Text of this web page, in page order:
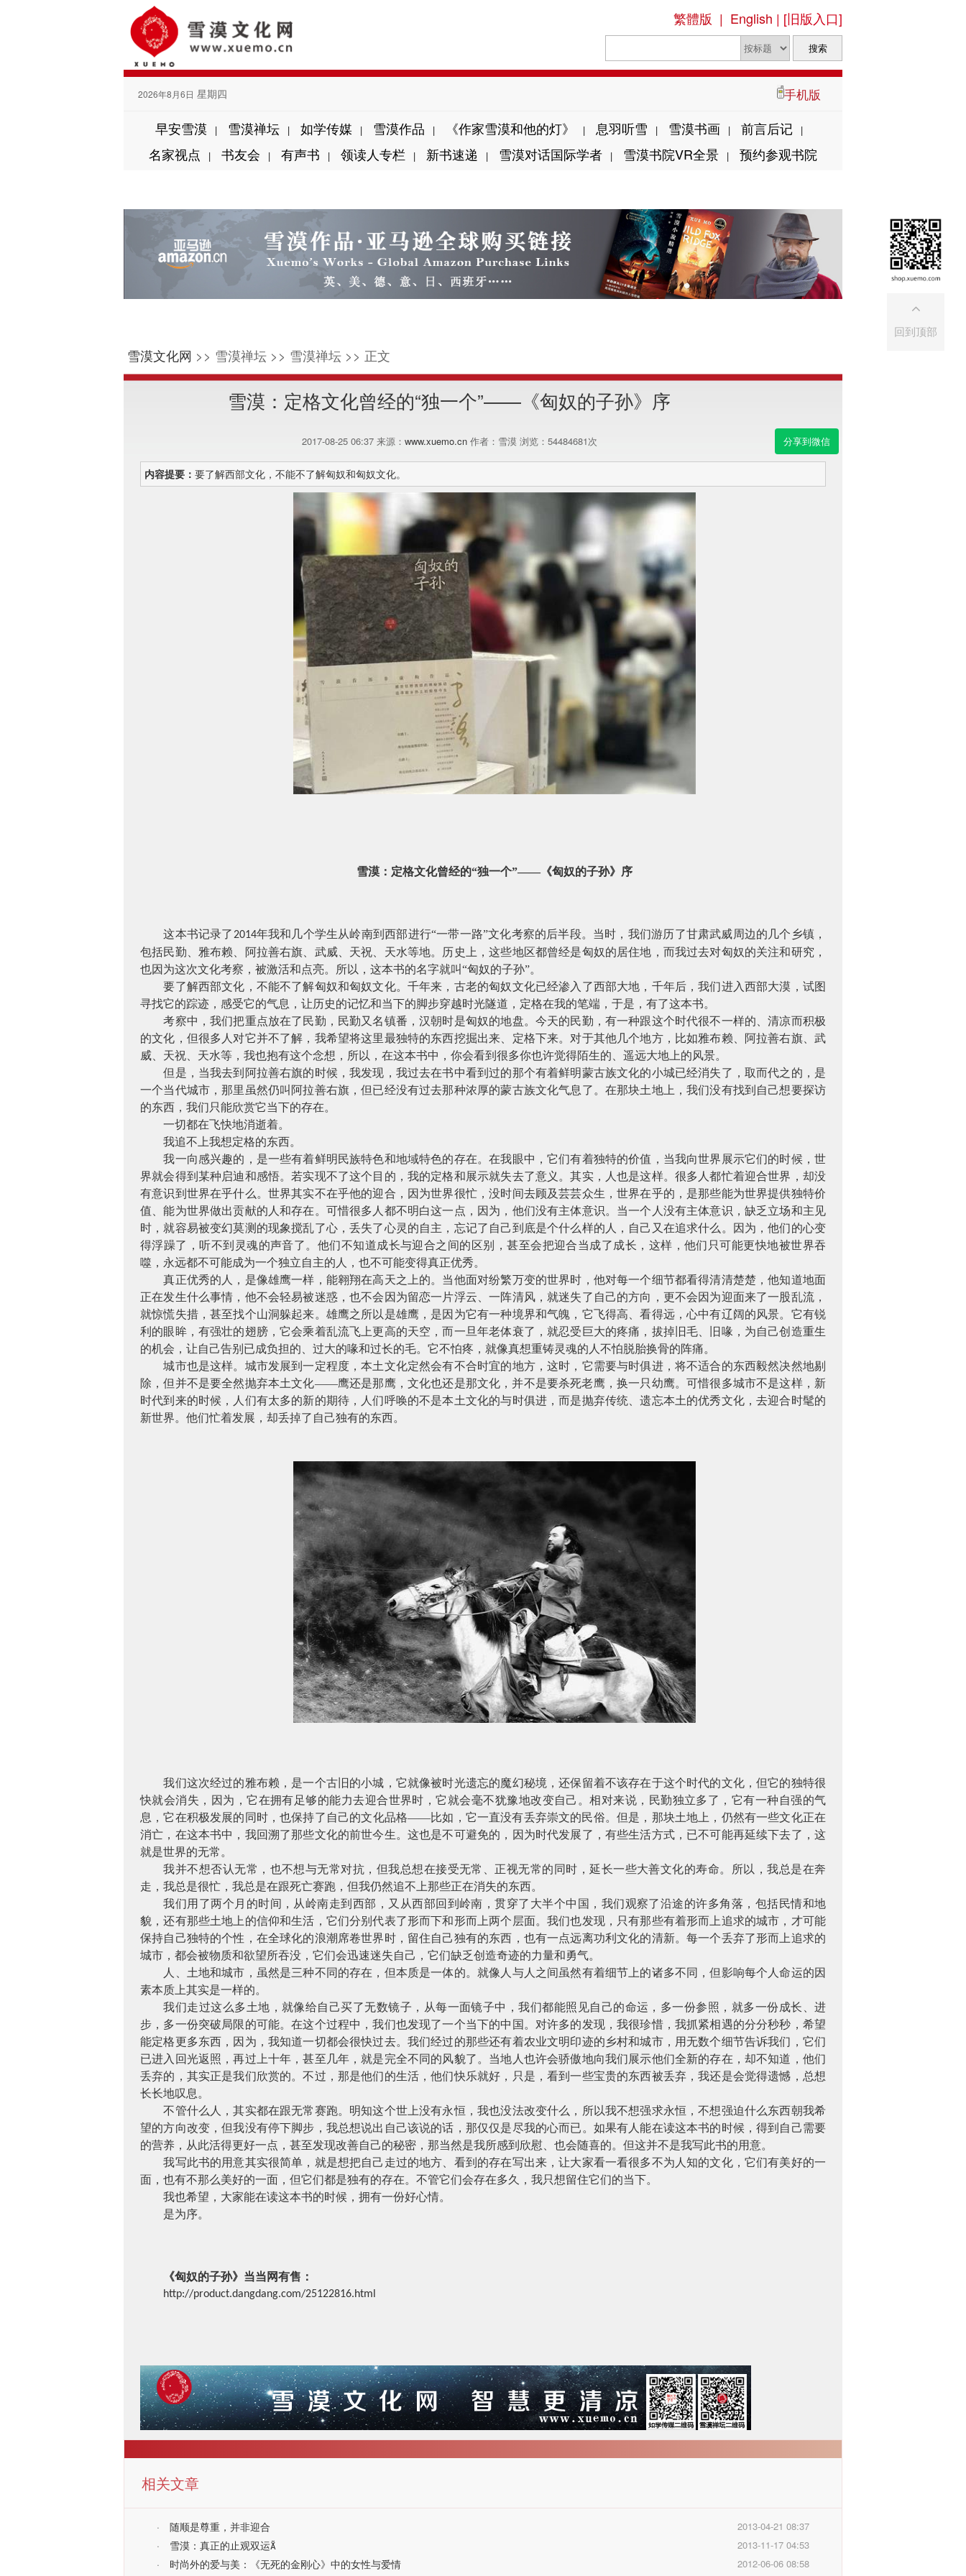
繁體版 | English | [旧版入口]
2026年8月6日 星期四 手机版
早安雪漠 | 雪漠禅坛 | 如学传媒 | 雪漠作品 | 《作家雪漠和他的灯》 | 息羽听雪 | 雪漠书画 | 前言后记 |
名家视点 | 书友会 | 有声书 | 领读人专栏 | 新书速递 | 雪漠对话国际学者 | 雪漠书院VR全景 | 预约参观书院
雪漠文化网 >> 雪漠禅坛 >> 雪漠禅坛 >> 正文
雪漠：定格文化曾经的“独一个”——《匈奴的子孙》序
2017-08-25 06:37 来源： www.xuemo.cn作者：雪漠 浏览： 54484681次 分享到微信
内容提要： 要了解西部文化，不能不了解匈奴和匈奴文化。
雪漠：定格文化曾经的“独一个”——《匈奴的子孙》序
这本书记录了2014年我和几个学生从岭南到西部进行“一带一路”文化考察的后半段。当时，我们游历了甘肃武威周边的几个乡镇，
包括民勤、雅布赖、阿拉善右旗、武威、天祝、天水等地。历史上，这些地区都曾经是匈奴的居住地，而我过去对匈奴的关注和研究，
也因为这次文化考察，被激活和点亮。所以，这本书的名字就叫“匈奴的子孙”。
要了解西部文化，不能不了解匈奴和匈奴文化。千年来，古老的匈奴文化已经渗入了西部大地，千年后，我们进入西部大漠，试图
寻找它的踪迹，感受它的气息，让历史的记忆和当下的脚步穿越时光隧道，定格在我的笔端，于是，有了这本书。
考察中，我们把重点放在了民勤，民勤又名镇番，汉朝时是匈奴的地盘。今天的民勤，有一种跟这个时代很不一样的、清凉而积极
的文化，但很多人对它并不了解，我希望将这里最独特的东西挖掘出来、定格下来。对于其他几个地方，比如雅布赖、阿拉善右旗、武
威、天祝、天水等，我也抱有这个念想，所以，在这本书中，你会看到很多你也许觉得陌生的、遥远大地上的风景。
但是，当我去到阿拉善右旗的时候，我发现，我过去在书中看到过的那个有着鲜明蒙古族文化的小城已经消失了，取而代之的，是
一个当代城市，那里虽然仍叫阿拉善右旗，但已经没有过去那种浓厚的蒙古族文化气息了。在那块土地上，我们没有找到自己想要探访
的东西，我们只能欣赏它当下的存在。
一切都在飞快地消逝着。
我追不上我想定格的东西。
我一向感兴趣的，是一些有着鲜明民族特色和地域特色的存在。在我眼中，它们有着独特的价值，当我向世界展示它们的时候，世
界就会得到某种启迪和感悟。若实现不了这个目的，我的定格和展示就失去了意义。其实，人也是这样。很多人都忙着迎合世界，却没
有意识到世界在乎什么。世界其实不在乎他的迎合，因为世界很忙，没时间去顾及芸芸众生，世界在乎的，是那些能为世界提供独特价
值、能为世界做出贡献的人和存在。可惜很多人都不明白这一点，因为，他们没有主体意识。当一个人没有主体意识，缺乏立场和主见
时，就容易被变幻莫测的现象搅乱了心，丢失了心灵的自主，忘记了自己到底是个什么样的人，自己又在追求什么。因为，他们的心变
得浮躁了，听不到灵魂的声音了。他们不知道成长与迎合之间的区别，甚至会把迎合当成了成长，这样，他们只可能更快地被世界吞
噬，永远都不可能成为一个独立自主的人，也不可能变得真正优秀。
真正优秀的人，是像雄鹰一样，能翱翔在高天之上的。当他面对纷繁万变的世界时，他对每一个细节都看得清清楚楚，他知道地面
正在发生什么事情，他不会轻易被迷惑，也不会因为留恋一片浮云、一阵清风，就迷失了自己的方向，更不会因为迎面来了一股乱流，
就惊慌失措，甚至找个山洞躲起来。雄鹰之所以是雄鹰，是因为它有一种境界和气魄，它飞得高、看得远，心中有辽阔的风景。它有锐
利的眼眸，有强壮的翅膀，它会乘着乱流飞上更高的天空，而一旦年老体衰了，就忍受巨大的疼痛，拔掉旧毛、旧喙，为自己创造重生
的机会，让自己告别已成负担的、过大的喙和过长的毛。它不怕疼，就像真想重铸灵魂的人不怕脱胎换骨的阵痛。
城市也是这样。城市发展到一定程度，本土文化定然会有不合时宜的地方，这时，它需要与时俱进，将不适合的东西毅然决然地剔
除，但并不是要全然抛弃本土文化——鹰还是那鹰，文化也还是那文化，并不是要杀死老鹰，换一只幼鹰。可惜很多城市不是这样，新
时代到来的时候，人们有太多的新的期待，人们呼唤的不是本土文化的与时俱进，而是抛弃传统、遗忘本土的优秀文化，去迎合时髦的
新世界。他们忙着发展，却丢掉了自己独有的东西。
我们这次经过的雅布赖，是一个古旧的小城，它就像被时光遗忘的魔幻秘境，还保留着不该存在于这个时代的文化，但它的独特很
快就会消失，因为，它在拥有足够的能力去迎合世界时，它就会毫不犹豫地改变自己。相对来说，民勤独立多了，它有一种自强的气
息，它在积极发展的同时，也保持了自己的文化品格——比如，它一直没有丢弃崇文的民俗。但是，那块土地上，仍然有一些文化正在
消亡，在这本书中，我回溯了那些文化的前世今生。这也是不可避免的，因为时代发展了，有些生活方式，已不可能再延续下去了，这
就是世界的无常。
我并不想否认无常，也不想与无常对抗，但我总想在接受无常、正视无常的同时，延长一些大善文化的寿命。所以，我总是在奔
走，我总是很忙，我总是在跟死亡赛跑，但我仍然追不上那些正在消失的东西。
我们用了两个月的时间，从岭南走到西部，又从西部回到岭南，贯穿了大半个中国，我们观察了沿途的许多角落，包括民情和地
貌，还有那些土地上的信仰和生活，它们分别代表了形而下和形而上两个层面。我们也发现，只有那些有着形而上追求的城市，才可能
保持自己独特的个性，在全球化的浪潮席卷世界时，留住自己独有的东西，也有一点远离功利文化的清新。每一个丢弃了形而上追求的
城市，都会被物质和欲望所吞没，它们会迅速迷失自己，它们缺乏创造奇迹的力量和勇气。
人、土地和城市，虽然是三种不同的存在，但本质是一体的。就像人与人之间虽然有着细节上的诸多不同，但影响每个人命运的因
素本质上其实是一样的。
我们走过这么多土地，就像给自己买了无数镜子，从每一面镜子中，我们都能照见自己的命运，多一份参照，就多一份成长、进
步，多一份突破局限的可能。在这个过程中，我们也发现了一个当下的中国。对许多的发现，我很珍惜，我抓紧相遇的分分秒秒，希望
能定格更多东西，因为，我知道一切都会很快过去。我们经过的那些还有着农业文明印迹的乡村和城市，用无数个细节告诉我们，它们
已进入回光返照，再过上十年，甚至几年，就是完全不同的风貌了。当地人也许会骄傲地向我们展示他们全新的存在，却不知道，他们
丢弃的，其实正是我们欣赏的。不过，那是他们的生活，他们快乐就好，只是，看到一些宝贵的东西被丢弃，我还是会觉得遗憾，总想
长长地叹息。
不管什么人，其实都在跟无常赛跑。明知这个世上没有永恒，我也没法改变什么，所以我不想强求永恒，不想强迫什么东西朝我希
望的方向改变，但我没有停下脚步，我总想说出自己该说的话，那仅仅是尽我的心而已。如果有人能在读这本书的时候，得到自己需要
的营养，从此活得更好一点，甚至发现改善自己的秘密，那当然是我所感到欣慰、也会随喜的。但这并不是我写此书的用意。
我写此书的用意其实很简单，就是想把自己走过的地方、看到的存在写出来，让大家看一看很多不为人知的文化，它们有美好的一
面，也有不那么美好的一面，但它们都是独有的存在。不管它们会存在多久，我只想留住它们的当下。
我也希望，大家能在读这本书的时候，拥有一份好心情。
是为序。
《匈奴的子孙》当当网有售：
http://product.dangdang.com/25122816.html
相关文章
· 随顺是尊重，并非迎合 2013-04-21 08:37
· 雪漠：真正的止观双运 2013-11-17 04:53
· 时尚外的爱与美：《无死的金刚心》中的女性与爱情 2012-06-06 08:58
回到顶部